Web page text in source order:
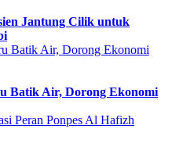
Jantung Cilik untuk
Batik Air, Dorong Ekonomi